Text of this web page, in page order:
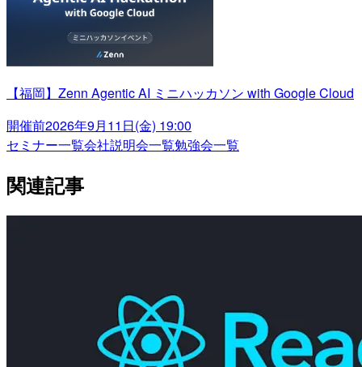
【福岡】Zenn Agentic AI ミニハッカソン with Google Cloud
開催前2026年9月11日(金) 19:00
セミナー一覧会社説明会一覧勉強会一覧
関連記事